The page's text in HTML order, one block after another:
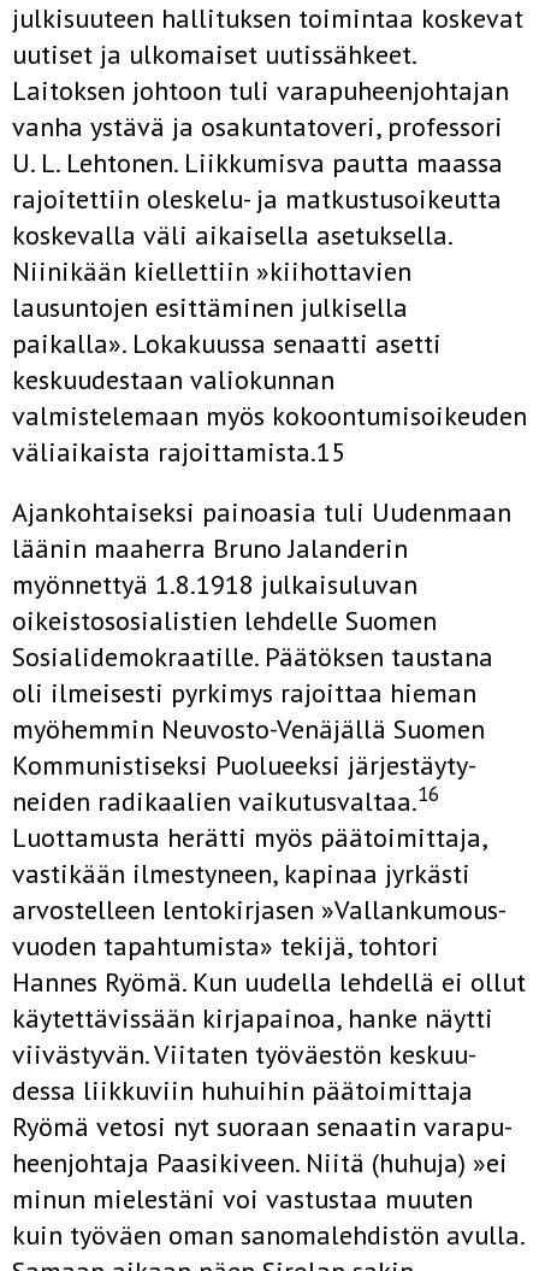
julkisuuteen hallituksen toimintaa koskevat
uutiset ja ulkomaiset uutissähkeet.
Laitoksen johtoon tuli varapuheenjohtajan
vanha ystävä ja osakuntatoveri, professori
U. L. Lehtonen. Liikkumisva­ pautta maassa
rajoitettiin oleskelu- ja matkustusoikeutta
koskevalla väli­ aikaisella asetuksella.
Niinikään kiellettiin »kiihottavien
lausuntojen esittäminen julkisella
paikalla». Lokakuussa senaatti asetti
keskuudes­taan valiokunnan
valmistelemaan myös kokoontumisoikeuden
väliai­kaista rajoittamista.15
Ajankohtaiseksi painoasia tuli Uudenmaan
läänin maaherra Bruno Jalanderin
myönnettyä 1.8.1918 julkaisuluvan
oikeistososialistien leh­delle Suomen
Sosialidemokraatille. Päätöksen taustana
oli ilmeisesti pyrkimys rajoittaa hieman
myöhemmin Neuvosto-Venäjällä Suomen
Kommunistiseksi Puolueeksi järjestäyty-
neiden radikaalien vaikutusval­taa.16
Luottamusta herätti myös päätoimittaja,
vastikään ilmestyneen, ka­pinaa jyrkästi
arvostelleen lentokirjasen »Vallankumous-
vuoden tapah­tumista» tekijä, tohtori
Hannes Ryömä. Kun uudella lehdellä ei ollut
käytettävissään kirjapainoa, hanke näytti
viivästyvän. Viitaten työväestön keskuu-
dessa liikkuviin huhuihin päätoimittaja
Ryömä vetosi nyt suo­raan senaatin varapu-
heenjohtaja Paasikiveen. Niitä (huhuja) »ei
minun mielestäni voi vastustaa muuten
kuin työväen oman sanomalehdistön avulla.